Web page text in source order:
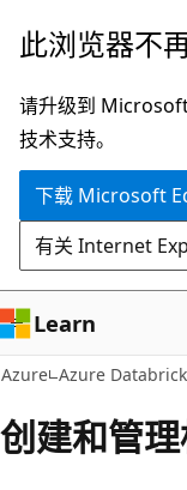
跳
主
要
内
此浏览器不
请升级到
技术支持。
下载 Microsoft
有关 Internet
Learn
Azure Azure
创建和管